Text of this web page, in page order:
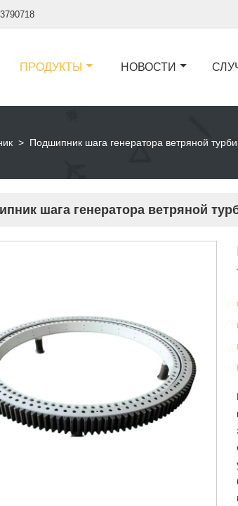
ПРОДУКТЫ НОВОСТИ
> Подшипник шага генератора ветряной
шага генератора ветряной